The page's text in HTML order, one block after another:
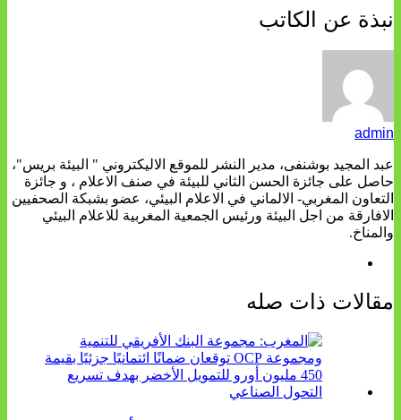
نبذة عن الكاتب
admin
عبد المجيد بوشنفى، مدير النشر للموقع الاليكتروني " البيئة بريس"،
حاصل على جائزة الحسن الثاني للبيئة في صنف الاعلام ، و جائزة
التعاون المغربي- الالماني في الاعلام البيئي، عضو بشبكة الصحفيين
الافارقة من اجل البيئة ورئيس الجمعية المغربية للاعلام البيئي
والمناخ.
مقالات ذات صله